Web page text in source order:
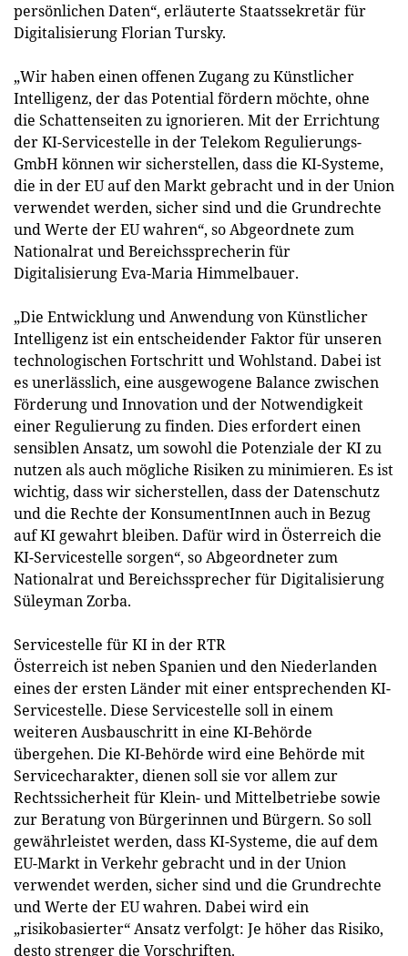
persönlichen Daten“, erläuterte Staatssekretär für
Digitalisierung Florian Tursky.
„Wir haben einen offenen Zugang zu Künstlicher
Intelligenz, der das Potential fördern möchte, ohne
die Schattenseiten zu ignorieren. Mit der Errichtung
der KI-Servicestelle in der Telekom Regulierungs-
GmbH können wir sicherstellen, dass die KI-Systeme,
die in der EU auf den Markt gebracht und in der Union
verwendet werden, sicher sind und die Grundrechte
und Werte der EU wahren“, so Abgeordnete zum
Nationalrat und Bereichssprecherin für
Digitalisierung Eva-Maria Himmelbauer.
„Die Entwicklung und Anwendung von Künstlicher
Intelligenz ist ein entscheidender Faktor für unseren
technologischen Fortschritt und Wohlstand. Dabei ist
es unerlässlich, eine ausgewogene Balance zwischen
Förderung und Innovation und der Notwendigkeit
einer Regulierung zu finden. Dies erfordert einen
sensiblen Ansatz, um sowohl die Potenziale der KI zu
nutzen als auch mögliche Risiken zu minimieren. Es ist
wichtig, dass wir sicherstellen, dass der Datenschutz
und die Rechte der KonsumentInnen auch in Bezug
auf KI gewahrt bleiben. Dafür wird in Österreich die
KI-Servicestelle sorgen“, so Abgeordneter zum
Nationalrat und Bereichssprecher für Digitalisierung
Süleyman Zorba.
Servicestelle für KI in der RTR
Österreich ist neben Spanien und den Niederlanden
eines der ersten Länder mit einer entsprechenden KI-
Servicestelle. Diese Servicestelle soll in einem
weiteren Ausbauschritt in eine KI-Behörde
übergehen. Die KI-Behörde wird eine Behörde mit
Servicecharakter, dienen soll sie vor allem zur
Rechtssicherheit für Klein- und Mittelbetriebe sowie
zur Beratung von Bürgerinnen und Bürgern. So soll
gewährleistet werden, dass KI-Systeme, die auf dem
EU-Markt in Verkehr gebracht und in der Union
verwendet werden, sicher sind und die Grundrechte
und Werte der EU wahren. Dabei wird ein
„risikobasierter“ Ansatz verfolgt: Je höher das Risiko,
desto strenger die Vorschriften.